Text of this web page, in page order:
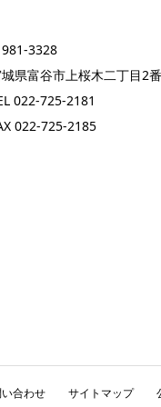
981-3328
県富谷市上桜木二丁目2
022-725-2181
022-725-2185
合わせ サイトマップ